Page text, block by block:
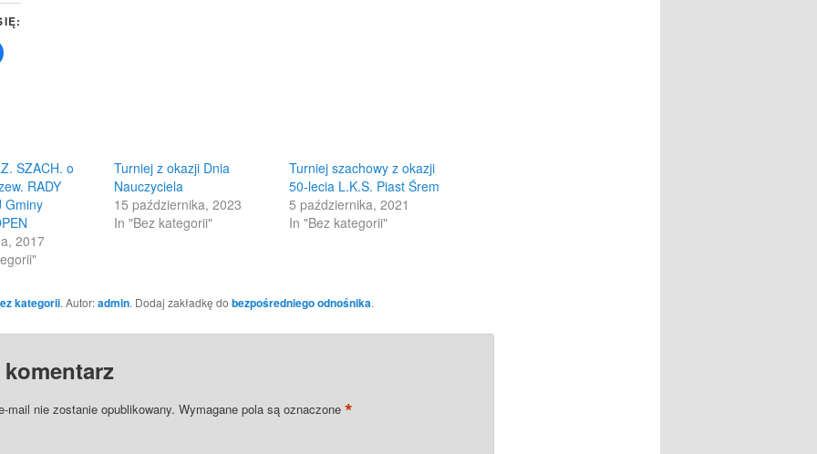
Click
SZACH. o
RADY
Gminy
2017
Turniej z okazji Dnia
Nauczyciela
15 października, 2023
In "Bez kategorii"
Turniej szachowy z okazji
50-lecia L.K.S. Piast Śrem
5 października, 2021
In "Bez kategorii"
kategorii. Autor:admin. Dodaj zakładkę do bezpośredniego odnośnika.
mail nie zostanie opublikowany. Wymagane pola są oznaczone *